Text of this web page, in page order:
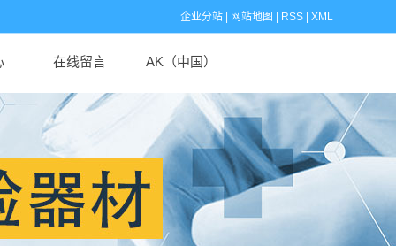
企业分站 网站地图 RSS XML
在线留言 AK（中国）